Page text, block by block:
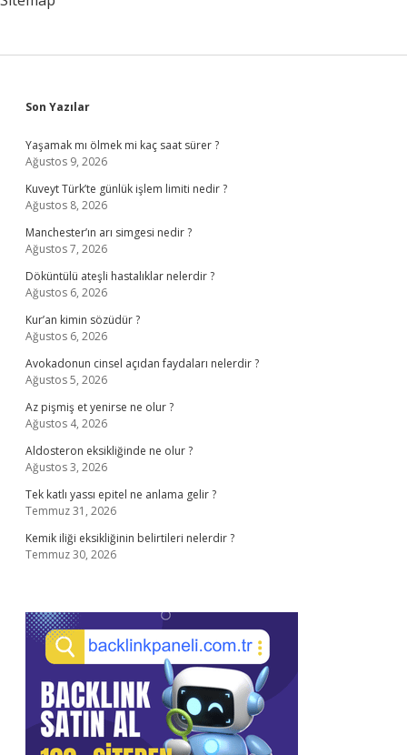
Sidebar
Son Yazılar
Yaşamak mı ölmek mi kaç saat sürer ?
Ağustos 9, 2026
Kuveyt Türk’te günlük işlem limiti nedir ?
Ağustos 8, 2026
Manchester’ın arı simgesi nedir ?
Ağustos 7, 2026
Döküntülü ateşli hastalıklar nelerdir ?
Ağustos 6, 2026
Kur’an kimin sözüdür ?
Ağustos 6, 2026
Avokadonun cinsel açıdan faydaları nelerdir ?
Ağustos 5, 2026
Az pişmiş et yenirse ne olur ?
Ağustos 4, 2026
Aldosteron eksikliğinde ne olur ?
Ağustos 3, 2026
Tek katlı yassı epitel ne anlama gelir ?
Temmuz 31, 2026
Kemik iliği eksikliğinin belirtileri nelerdir ?
Temmuz 30, 2026